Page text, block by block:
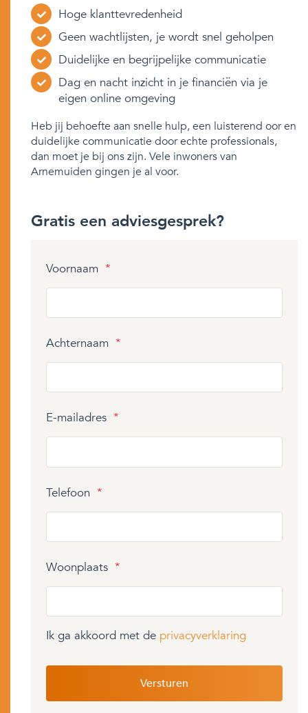
Hoge klanttevredenheid
Geen wachtlijsten, je wordt snel geholpen
Duidelijke en begrijpelijke communicatie
Dag en nacht inzicht in je financiën via je
eigen online omgeving
Heb jij behoefte aan snelle hulp, een luisterend oor en
duidelijke communicatie door echte professionals,
dan moet je bij ons zijn. Vele inwoners van
Arnemuiden gingen je al voor.
Gratis een adviesgesprek?
Voornaam *
Achternaam *
E-mailadres *
Telefoon *
Woonplaats *
Ik ga akkoord met de privacyverklaring